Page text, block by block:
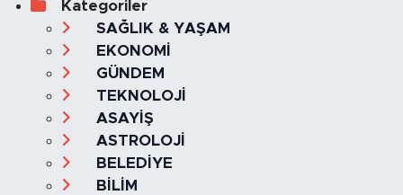
Kategoriler
SAĞLIK & YAŞAM
EKONOMİ
GÜNDEM
TEKNOLOJİ
ASAYİŞ
ASTROLOJİ
BELEDİYE
BİLİM